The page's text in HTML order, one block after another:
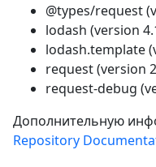
@types/request
lodash (version
lodash.template
request (version
request-debug
Дополнительную
Repository